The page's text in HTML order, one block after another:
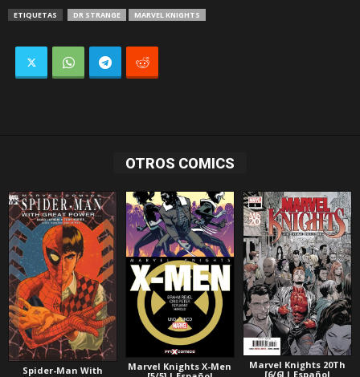
ETIQUETAS DR STRANGE MARVEL KNIGHTS
OTROS COMICS
Spider-Man With
Marvel Knights X-Men
Marvel Knights 20Th
[6/6] | Español